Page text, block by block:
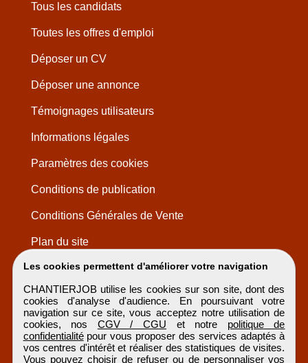
Les cookies permettent d'améliorer votre navigation
CHANTIERJOB utilise les cookies sur son site, dont des
cookies d'analyse d'audience. En poursuivant votre
navigation sur ce site, vous acceptez notre utilisation de
cookies, nos CGV / CGU et notre politique de
confidentialitépour vous proposer des services adaptés à
vos centres d'intérêt et réaliser des statistiques de visites.
Vous pouvez choisir de refuser ou de personnaliser vos
Tous les candidats
Toutes les offres d'emploi
Déposer un CV
Déposer une annonce
Témoignages utilisateurs
Informations légales
Paramètres des cookies
Conditions de publication
Conditions Générales de Vente
Plan du site